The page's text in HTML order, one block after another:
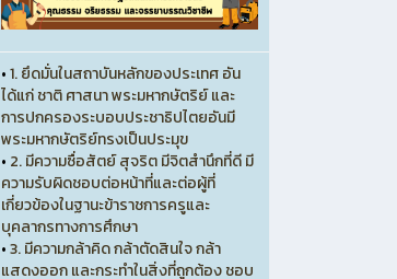
•1. ยึดมั่นในสถาบันหลักของประเทศ อัน
ได้แก่ ชาติ ศาสนา พระมหากษัตริย์ และ
การปกครองระบอบประชาธิปไตยอันมี
พระมหากษัตริย์ทรงเป็นประมุข
• 2. มีความซื่อสัตย์ สุจริต มีจิตสำนึกที่ดี มี
ความรับผิดชอบต่อหน้าที่และต่อผู้ที่
เกี่ยวข้องในฐานะข้าราชการครูและ
บุคลากรทางการศึกษา
•3. มีความกล้าคิด กล้าตัดสินใจ กล้า
แสดงออก และกระทำในสิ่งที่ถูกต้อง ชอบ